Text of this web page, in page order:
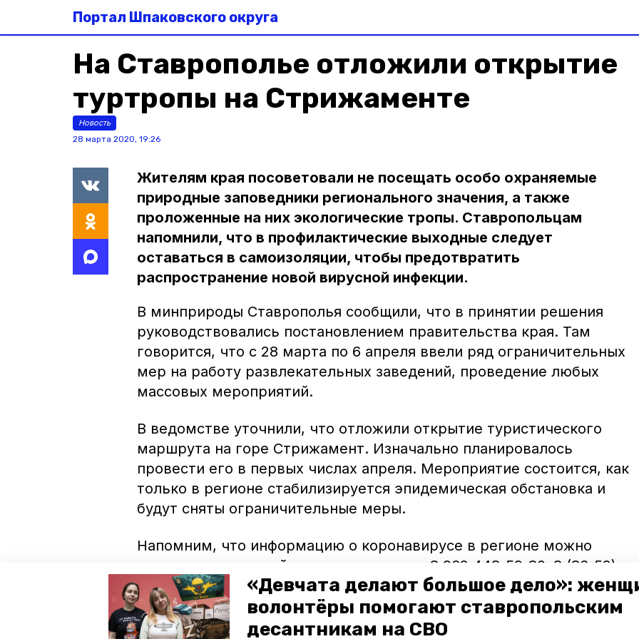
«Девчата делают большое дело»:
волонтёры помогают ставропольским
десантникам на СВО
Портал Шпаковского округа
На Ставрополье отложили открытие
туртропы на Стрижаменте
Новость
28 марта 2020, 19:26
Жителям края посоветовали не посещать особо охраняемые
природные заповедники регионального значения, а также
проложенные на них экологические тропы. Ставропольцам
напомнили, что в профилактические выходные следует
оставаться в самоизоляции, чтобы предотвратить
распространение новой вирусной инфекции.
В минприроды Ставрополья сообщили, что в принятии решения
руководствовались постановлением правительства края. Там
говорится, что с 28 марта по 6 апреля ввели ряд ограничительных
мер на работу развлекательных заведений, проведение любых
массовых мероприятий.
В ведомстве уточнили, что отложили открытие туристического
маршрута на горе Стрижамент. Изначально планировалось
провести его в первых числах апреля. Мероприятие состоится, как
только в регионе стабилизируется эпидемическая обстановка и
будут сняты ограничительные меры.
Напомним, что информацию о коронавирусе в регионе можно
на горячей линии по номерам 8 962 448-59-80, 8 (86-52)
36-78-74, 8 800 1000-738.
Авторы: Диана Кудрявцева